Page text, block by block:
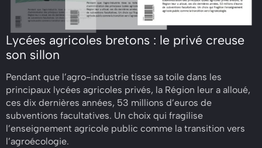
Lycées agricoles bretons : le privé creuse
son sillon
Pendant que l’agro-industrie tisse sa toile dans les
principaux lycées agricoles privés, la Région leur a alloué,
ces dix dernières années, 53 millions d’euros de
subventions facultatives. Un choix qui fragilise
l’enseignement agricole public comme la transition vers
l’agroécologie.